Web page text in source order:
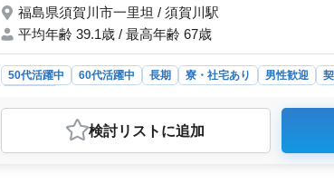
福島県須賀川市一里坦 / 須賀川駅
平均年齢 39.1歳 / 最高年齢 67歳
50代活躍中 60代活躍中 長期 寮・社宅あり 男性歓迎
おすすめポイント
＜安定した雇用と給与＞ 中高年にも活躍の場を提供いた
と、柔軟な雇用形態を選択できます。長期勤務や寮・
検討リスト に追加